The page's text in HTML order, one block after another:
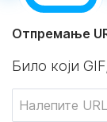
Отпремање
Било који